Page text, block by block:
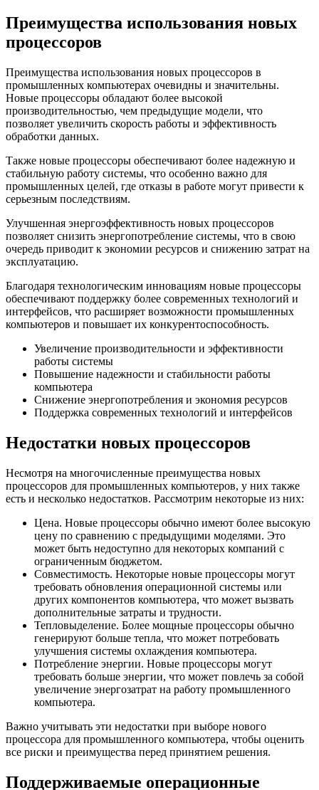
Преимущества использования новых
процессоров
Преимущества использования новых процессоров в
промышленных компьютерах очевидны и значительны.
Новые процессоры обладают более высокой
производительностью, чем предыдущие модели, что
позволяет увеличить скорость работы и эффективность
обработки данных.
Также новые процессоры обеспечивают более надежную и
стабильную работу системы, что особенно важно для
промышленных целей, где отказы в работе могут привести к
серьезным последствиям.
Улучшенная энергоэффективность новых процессоров
позволяет снизить энергопотребление системы, что в свою
очередь приводит к экономии ресурсов и снижению затрат на
эксплуатацию.
Благодаря технологическим инновациям новые процессоры
обеспечивают поддержку более современных технологий и
интерфейсов, что расширяет возможности промышленных
компьютеров и повышает их конкурентоспособность.
Увеличение производительности и эффективности
работы системы
Повышение надежности и стабильности работы
компьютера
Снижение энергопотребления и экономия ресурсов
Поддержка современных технологий и интерфейсов
Недостатки новых процессоров
Несмотря на многочисленные преимущества новых
процессоров для промышленных компьютеров, у них также
есть и несколько недостатков. Рассмотрим некоторые из них:
Цена. Новые процессоры обычно имеют более высокую
цену по сравнению с предыдущими моделями. Это
может быть недоступно для некоторых компаний с
ограниченным бюджетом.
Совместимость. Некоторые новые процессоры могут
требовать обновления операционной системы или
других компонентов компьютера, что может вызвать
дополнительные затраты и трудности.
Тепловыделение. Более мощные процессоры обычно
генерируют больше тепла, что может потребовать
улучшения системы охлаждения компьютера.
Потребление энергии. Новые процессоры могут
требовать больше энергии, что может повлечь за собой
увеличение энергозатрат на работу промышленного
компьютера.
Важно учитывать эти недостатки при выборе нового
процессора для промышленного компьютера, чтобы оценить
все риски и преимущества перед принятием решения.
Поддерживаемые операционные